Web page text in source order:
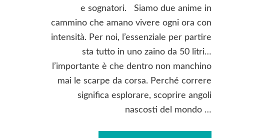
e sognatori. Siamo due anime in
cammino che amano vivere ogni ora con
intensità. Per noi, l’essenziale per partire
sta tutto in uno zaino da 50 litri…
l’importante è che dentro non manchino
mai le scarpe da corsa. Perché correre
significa esplorare, scoprire angoli
nascosti del mondo …